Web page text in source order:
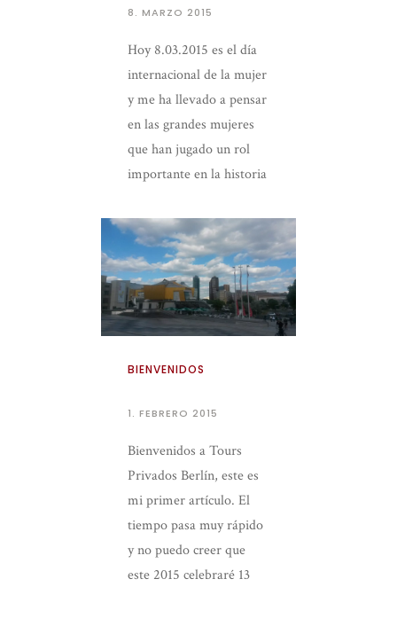
8. MARZO 2015
Hoy 8.03.2015 es el día
internacional de la mujer
y me ha llevado a pensar
en las grandes mujeres
que han jugado un rol
importante en la historia
BIENVENIDOS
1. FEBRERO 2015
Bienvenidos a Tours
Privados Berlín, este es
mi primer artículo. El
tiempo pasa muy rápido
y no puedo creer que
este 2015 celebraré 13